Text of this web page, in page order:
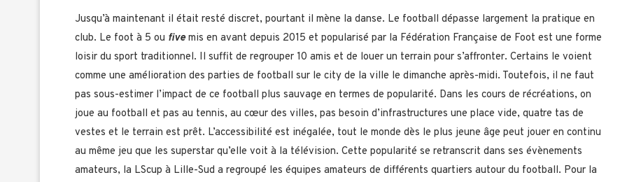
Jusqu’à maintenant il était resté discret, pourtant il mène la danse. Le football dépasse largement la pratique en
club. Le foot à 5 ou five mis en avant depuis 2015 et popularisé par la Fédération Française de Foot est une forme
loisir du sport traditionnel. Il suffit de regrouper 10 amis et de louer un terrain pour s’affronter. Certains le voient
comme une amélioration des parties de football sur le city de la ville le dimanche après-midi. Toutefois, il ne faut
pas sous-estimer l’impact de ce football plus sauvage en termes de popularité. Dans les cours de récréations, on
joue au football et pas au tennis, au cœur des villes, pas besoin d’infrastructures une place vide, quatre tas de
vestes et le terrain est prêt. L’accessibilité est inégalée, tout le monde dès le plus jeune âge peut jouer en continu
au même jeu que les superstar qu’elle voit à la télévision. Cette popularité se retranscrit dans ses évènements
amateurs, la LScup à Lille-Sud a regroupé les équipes amateurs de différents quartiers autour du football. Pour la